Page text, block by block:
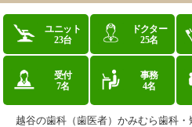
ユニット
23台
ドクター
25名
受付
7名
事務
4名
越谷の歯科（歯医者）かみむら歯科・